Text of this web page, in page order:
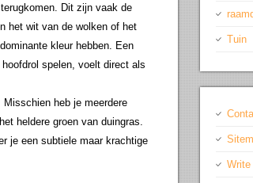
Dit zijn vaak de
het wit van de wolken of het
kleur hebben. Een
spelen, voelt direct als
heb je meerdere
heldere groen van duingras.
je een subtiele maar krachtige
Tuin
Write